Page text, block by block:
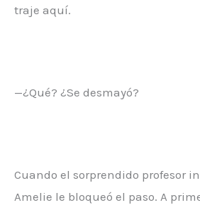
traje aquí.
—¿Qué? ¿Se desmayó?
Cuando el sorprendido profesor
Amelie le bloqueó el paso. A